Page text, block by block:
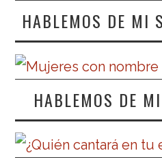
HABLEMOS DE MI
HABLEMOS DE